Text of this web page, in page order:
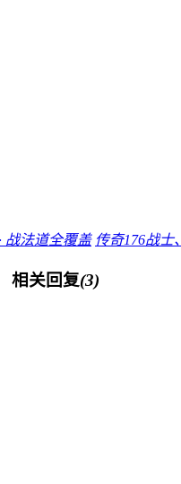
战法道全覆盖 传奇176战
相关回复(3)